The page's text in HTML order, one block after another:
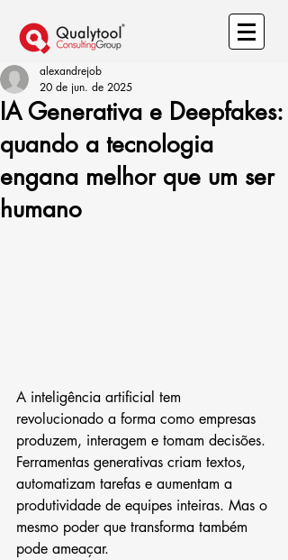
IA Generativa e Deepfakes:
quando a tecnologia
engana melhor que um ser
humano
alexandrejob
20 de jun. de 2025
A inteligência artificial tem
revolucionado a forma como empresas
produzem, interagem e tomam decisões.
Ferramentas generativas criam textos,
automatizam tarefas e aumentam a
produtividade de equipes inteiras. Mas o
mesmo poder que transforma também
pode ameaçar.